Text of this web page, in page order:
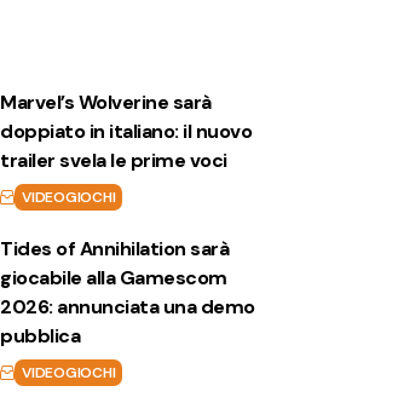
Marvel’s Wolverine sarà
doppiato in italiano: il nuovo
trailer svela le prime voci
VIDEOGIOCHI
Tides of Annihilation sarà
giocabile alla Gamescom
2026: annunciata una demo
pubblica
VIDEOGIOCHI